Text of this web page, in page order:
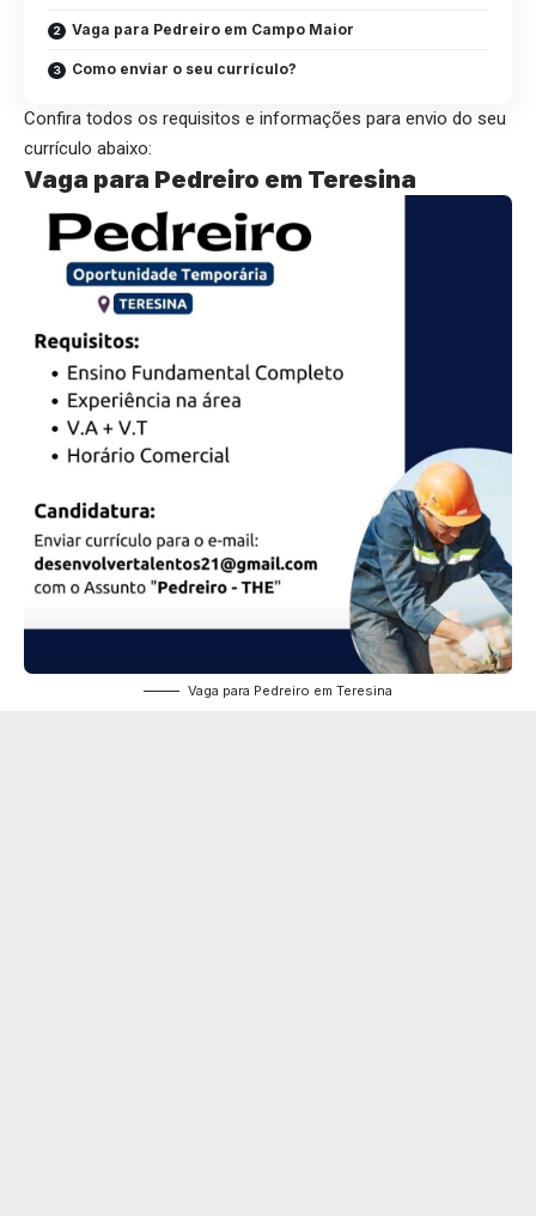
Vaga para Pedreiro em Campo Maior
Como enviar o seu currículo?
Confira todos os requisitos e informações para envio do seu
currículo abaixo:
Vaga para Pedreiro em Teresina
Vaga para Pedreiro em Teresina